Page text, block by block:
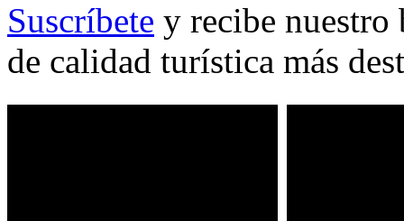
Suscríbete y recibe nuestro
de calidad turística más